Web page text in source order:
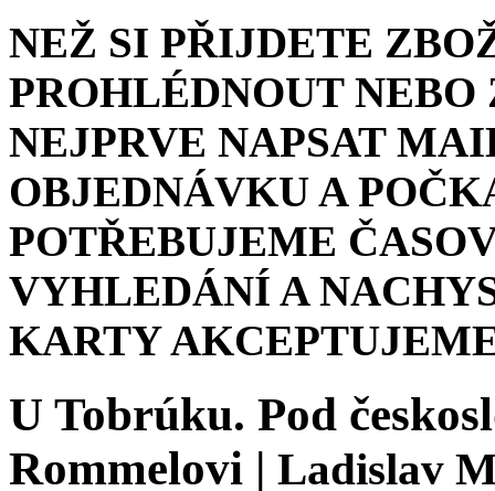
NEŽ SI PŘIJDETE
PROHLÉDNOUT
NEJPRVE NAPSAT
OBJEDNÁVKU A
POTŘEBUJEME
VYHLEDÁNÍ A
KARTY
U Tobrúku. Pod
Rommelovi | Ladislav